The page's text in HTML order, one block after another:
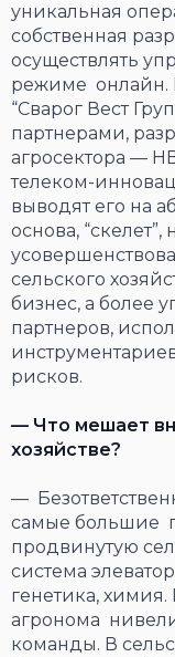
уникальная
собственная
осуществлять
режиме онлайн.
“Сварог Вест
партнерами,
агросектора —
телеком-
выводят его на
основа,
сельского
бизнес, а более
партнеров,
рисков.
— Что мешает
хозяйстве?
—
самые большие
продвинутую
система
генетика,
агронома
команды. В